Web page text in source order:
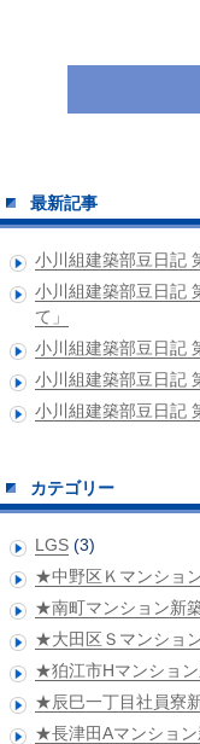
最新記事
小川組建築部豆日記
小川組建築部豆日記
て」
小川組建築部豆日記
小川組建築部豆日記
小川組建築部豆日記
カテゴリー
LGS (3)
★中野区Ｋマンショ
★南町マンション新
★大田区Ｓマンショ
★狛江市Hマンショ
★辰巳一丁目社員寮
★長津田Aマンショ